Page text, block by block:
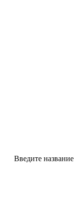
Введите название